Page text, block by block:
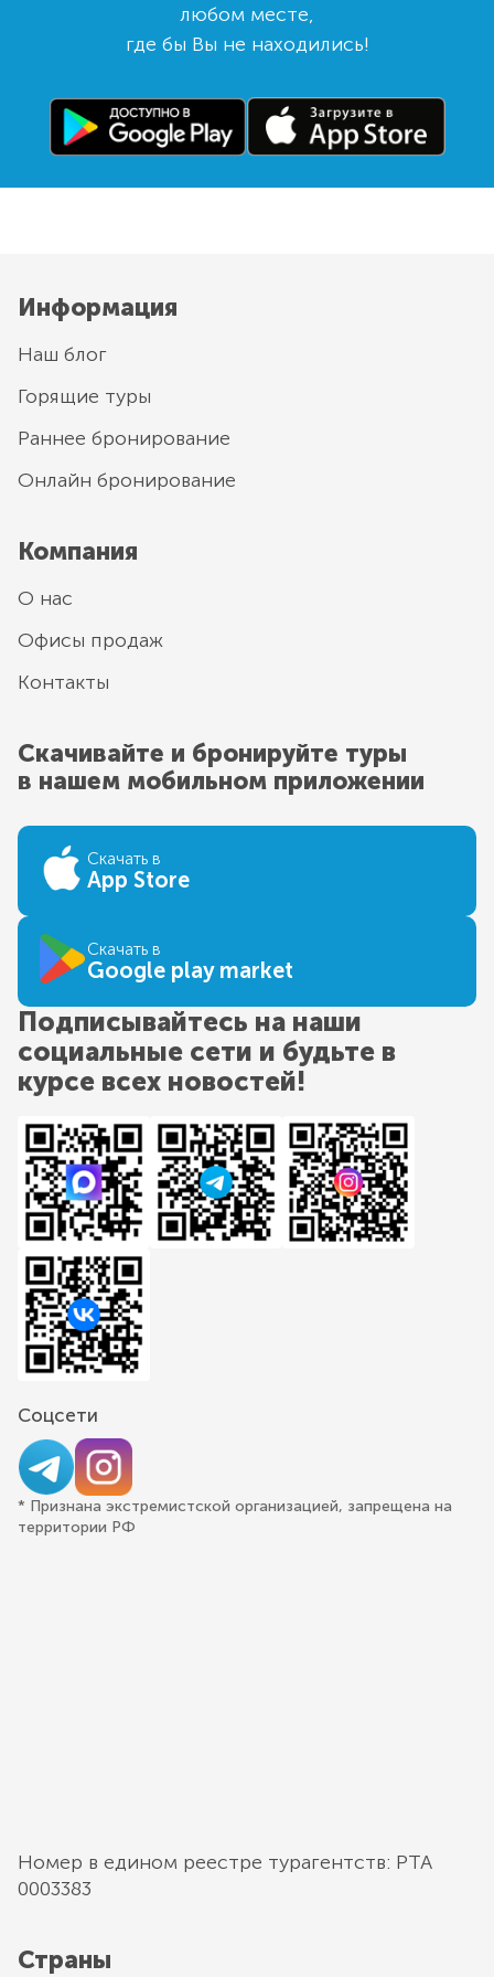
любом месте,
где бы Вы не находились!
Информация
Наш блог
Горящие туры
Раннее бронирование
Онлайн бронирование
Компания
О нас
Офисы продаж
Контакты
Скачивайте и бронируйте туры
в нашем мобильном приложении
Скачать в
App Store
Скачать в
Google play market
Подписывайтесь на наши
социальные сети и будьте в
курсе всех новостей!
Соцсети
* Признана экстремистской организацией, запрещена на
территории РФ
Номер в едином реестре турагентств: РТА
0003383
Страны